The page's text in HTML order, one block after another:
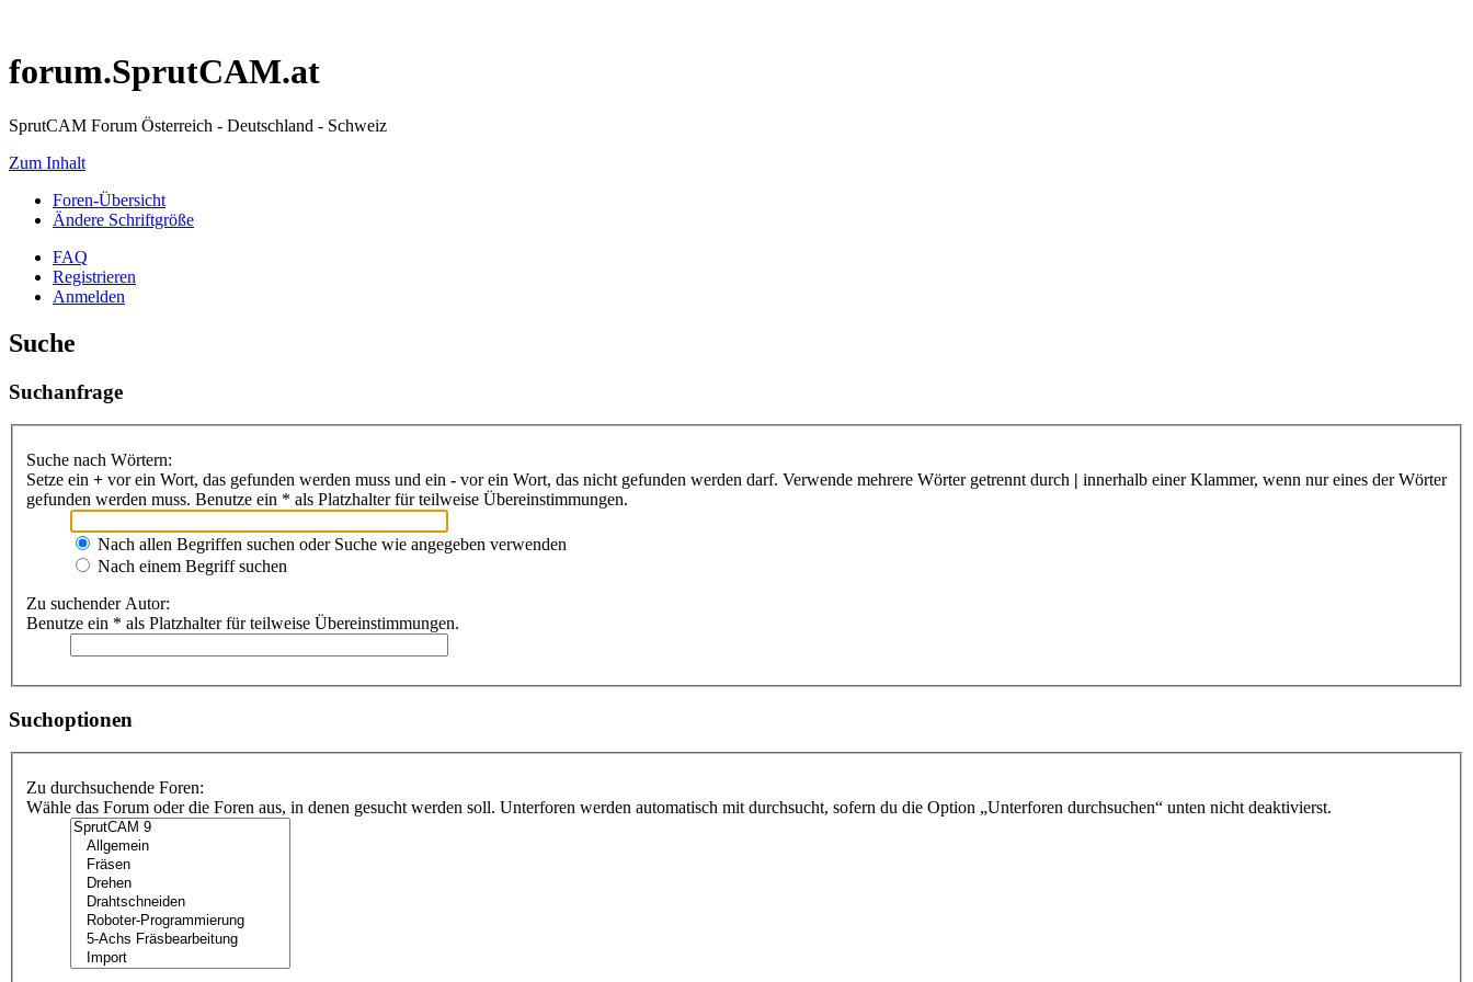
forum.SprutCAM.at
SprutCAM Forum Österreich - Deutschland - Schweiz
Zum Inhalt
Foren-Übersicht
Ändere Schriftgröße
FAQ
Registrieren
Anmelden
Suche
Suchanfrage
Suche nach Wörtern:
Setze ein + vor ein Wort, das gefunden werden muss und ein - vor ein Wort, das nicht gefunden werden darf. Verwende mehrere Wörter getrennt durch | innerhalb einer Klammer, wenn nur eines der Wörter
gefunden werden muss. Benutze ein * als Platzhalter für teilweise Übereinstimmungen.
Nach allen Begriffen suchen oder Suche wie angegeben verwenden
Nach einem Begriff suchen
Zu suchender Autor:
Benutze ein * als Platzhalter für teilweise Übereinstimmungen.
Suchoptionen
Zu durchsuchende Foren:
Wähle das Forum oder die Foren aus, in denen gesucht werden soll. Unterforen werden automatisch mit durchsucht, sofern du die Option „Unterforen durchsuchen“ unten nicht deaktivierst.